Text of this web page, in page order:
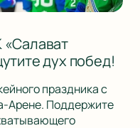
дух побед!
праздника с
Арене. Поддержите